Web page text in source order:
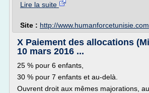
Lire la suite
Site : http://www.humanforcetunisie.com
X Paiement des allocations
10 mars 2016 ...
25 % pour 6 enfants,
30 % pour 7 enfants et au-delà.
Ouvrent droit aux mêmes majorations,